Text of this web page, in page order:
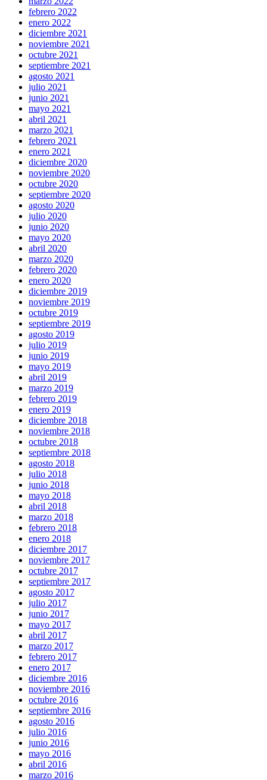
febrero 2022
enero 2022
diciembre 2021
noviembre 2021
octubre 2021
septiembre 2021
agosto 2021
julio 2021
junio 2021
mayo 2021
abril 2021
marzo 2021
febrero 2021
enero 2021
diciembre 2020
noviembre 2020
octubre 2020
septiembre 2020
agosto 2020
julio 2020
junio 2020
mayo 2020
abril 2020
marzo 2020
febrero 2020
enero 2020
diciembre 2019
noviembre 2019
octubre 2019
septiembre 2019
agosto 2019
julio 2019
junio 2019
mayo 2019
abril 2019
marzo 2019
febrero 2019
enero 2019
diciembre 2018
noviembre 2018
octubre 2018
septiembre 2018
agosto 2018
julio 2018
junio 2018
mayo 2018
abril 2018
marzo 2018
febrero 2018
enero 2018
diciembre 2017
noviembre 2017
octubre 2017
septiembre 2017
agosto 2017
julio 2017
junio 2017
mayo 2017
abril 2017
marzo 2017
febrero 2017
enero 2017
diciembre 2016
noviembre 2016
octubre 2016
septiembre 2016
agosto 2016
julio 2016
junio 2016
mayo 2016
abril 2016
marzo 2016